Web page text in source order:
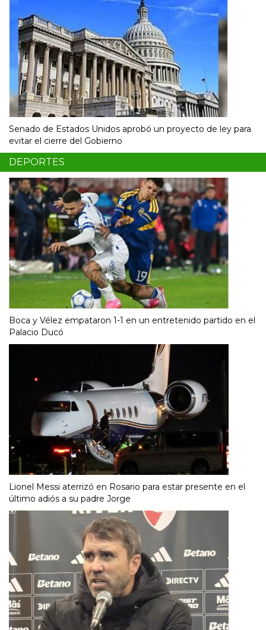
Senado de Estados Unidos aprobó un proyecto de ley para
evitar el cierre del Gobierno
DEPORTES
Boca y Vélez empataron 1-1 en un entretenido partido en el
Palacio Ducó
Lionel Messi aterrizó en Rosario para estar presente en el
último adiós a su padre Jorge